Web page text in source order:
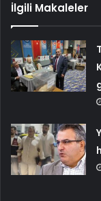
İlgili Makaleler